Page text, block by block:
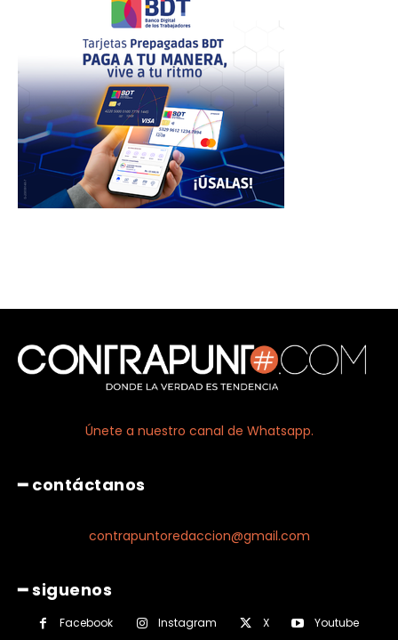
Únete a nuestro canal de Whatsapp.
━ contáctanos
contrapuntoredaccion@gmail.com
━ siguenos
Facebook Instagram X Youtube